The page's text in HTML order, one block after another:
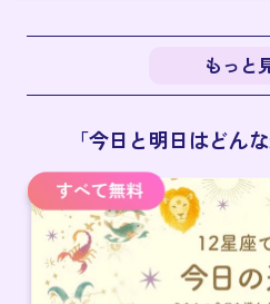
もっと
「今日と明日はどん